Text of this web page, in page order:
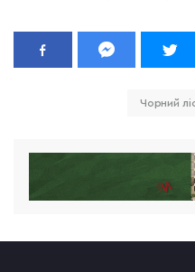
Чорний